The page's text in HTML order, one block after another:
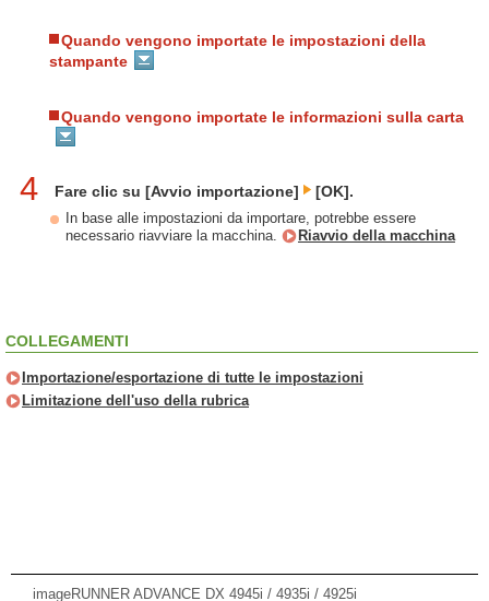
Quando vengono importate le impostazioni della
stampante
Quando vengono importate le informazioni sulla carta
4 Fare clic su [Avvio importazione] [OK].
In base alle impostazioni da importare, potrebbe essere
necessario riavviare la macchina.
Riavvio della macchina
COLLEGAMENTI
Importazione/esportazione di tutte le impostazioni
Limitazione dell'uso della rubrica
imageRUNNER ADVANCE DX 4945i / 4935i / 4925i